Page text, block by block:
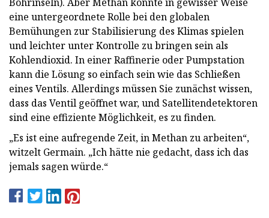
eine untergeordnete Rolle bei den globalen
Bemühungen zur Stabilisierung des Klimas spielen
und leichter unter Kontrolle zu bringen sein als
Kohlendioxid. In einer Raffinerie oder Pumpstation
kann die Lösung so einfach sein wie das Schließen
eines Ventils. Allerdings müssen Sie zunächst wissen,
dass das Ventil geöffnet war, und Satellitendetektoren
sind eine effiziente Möglichkeit, es zu finden.
„Es ist eine aufregende Zeit, in Methan zu arbeiten“,
witzelt Germain. „Ich hätte nie gedacht, dass ich das
jemals sagen würde.“